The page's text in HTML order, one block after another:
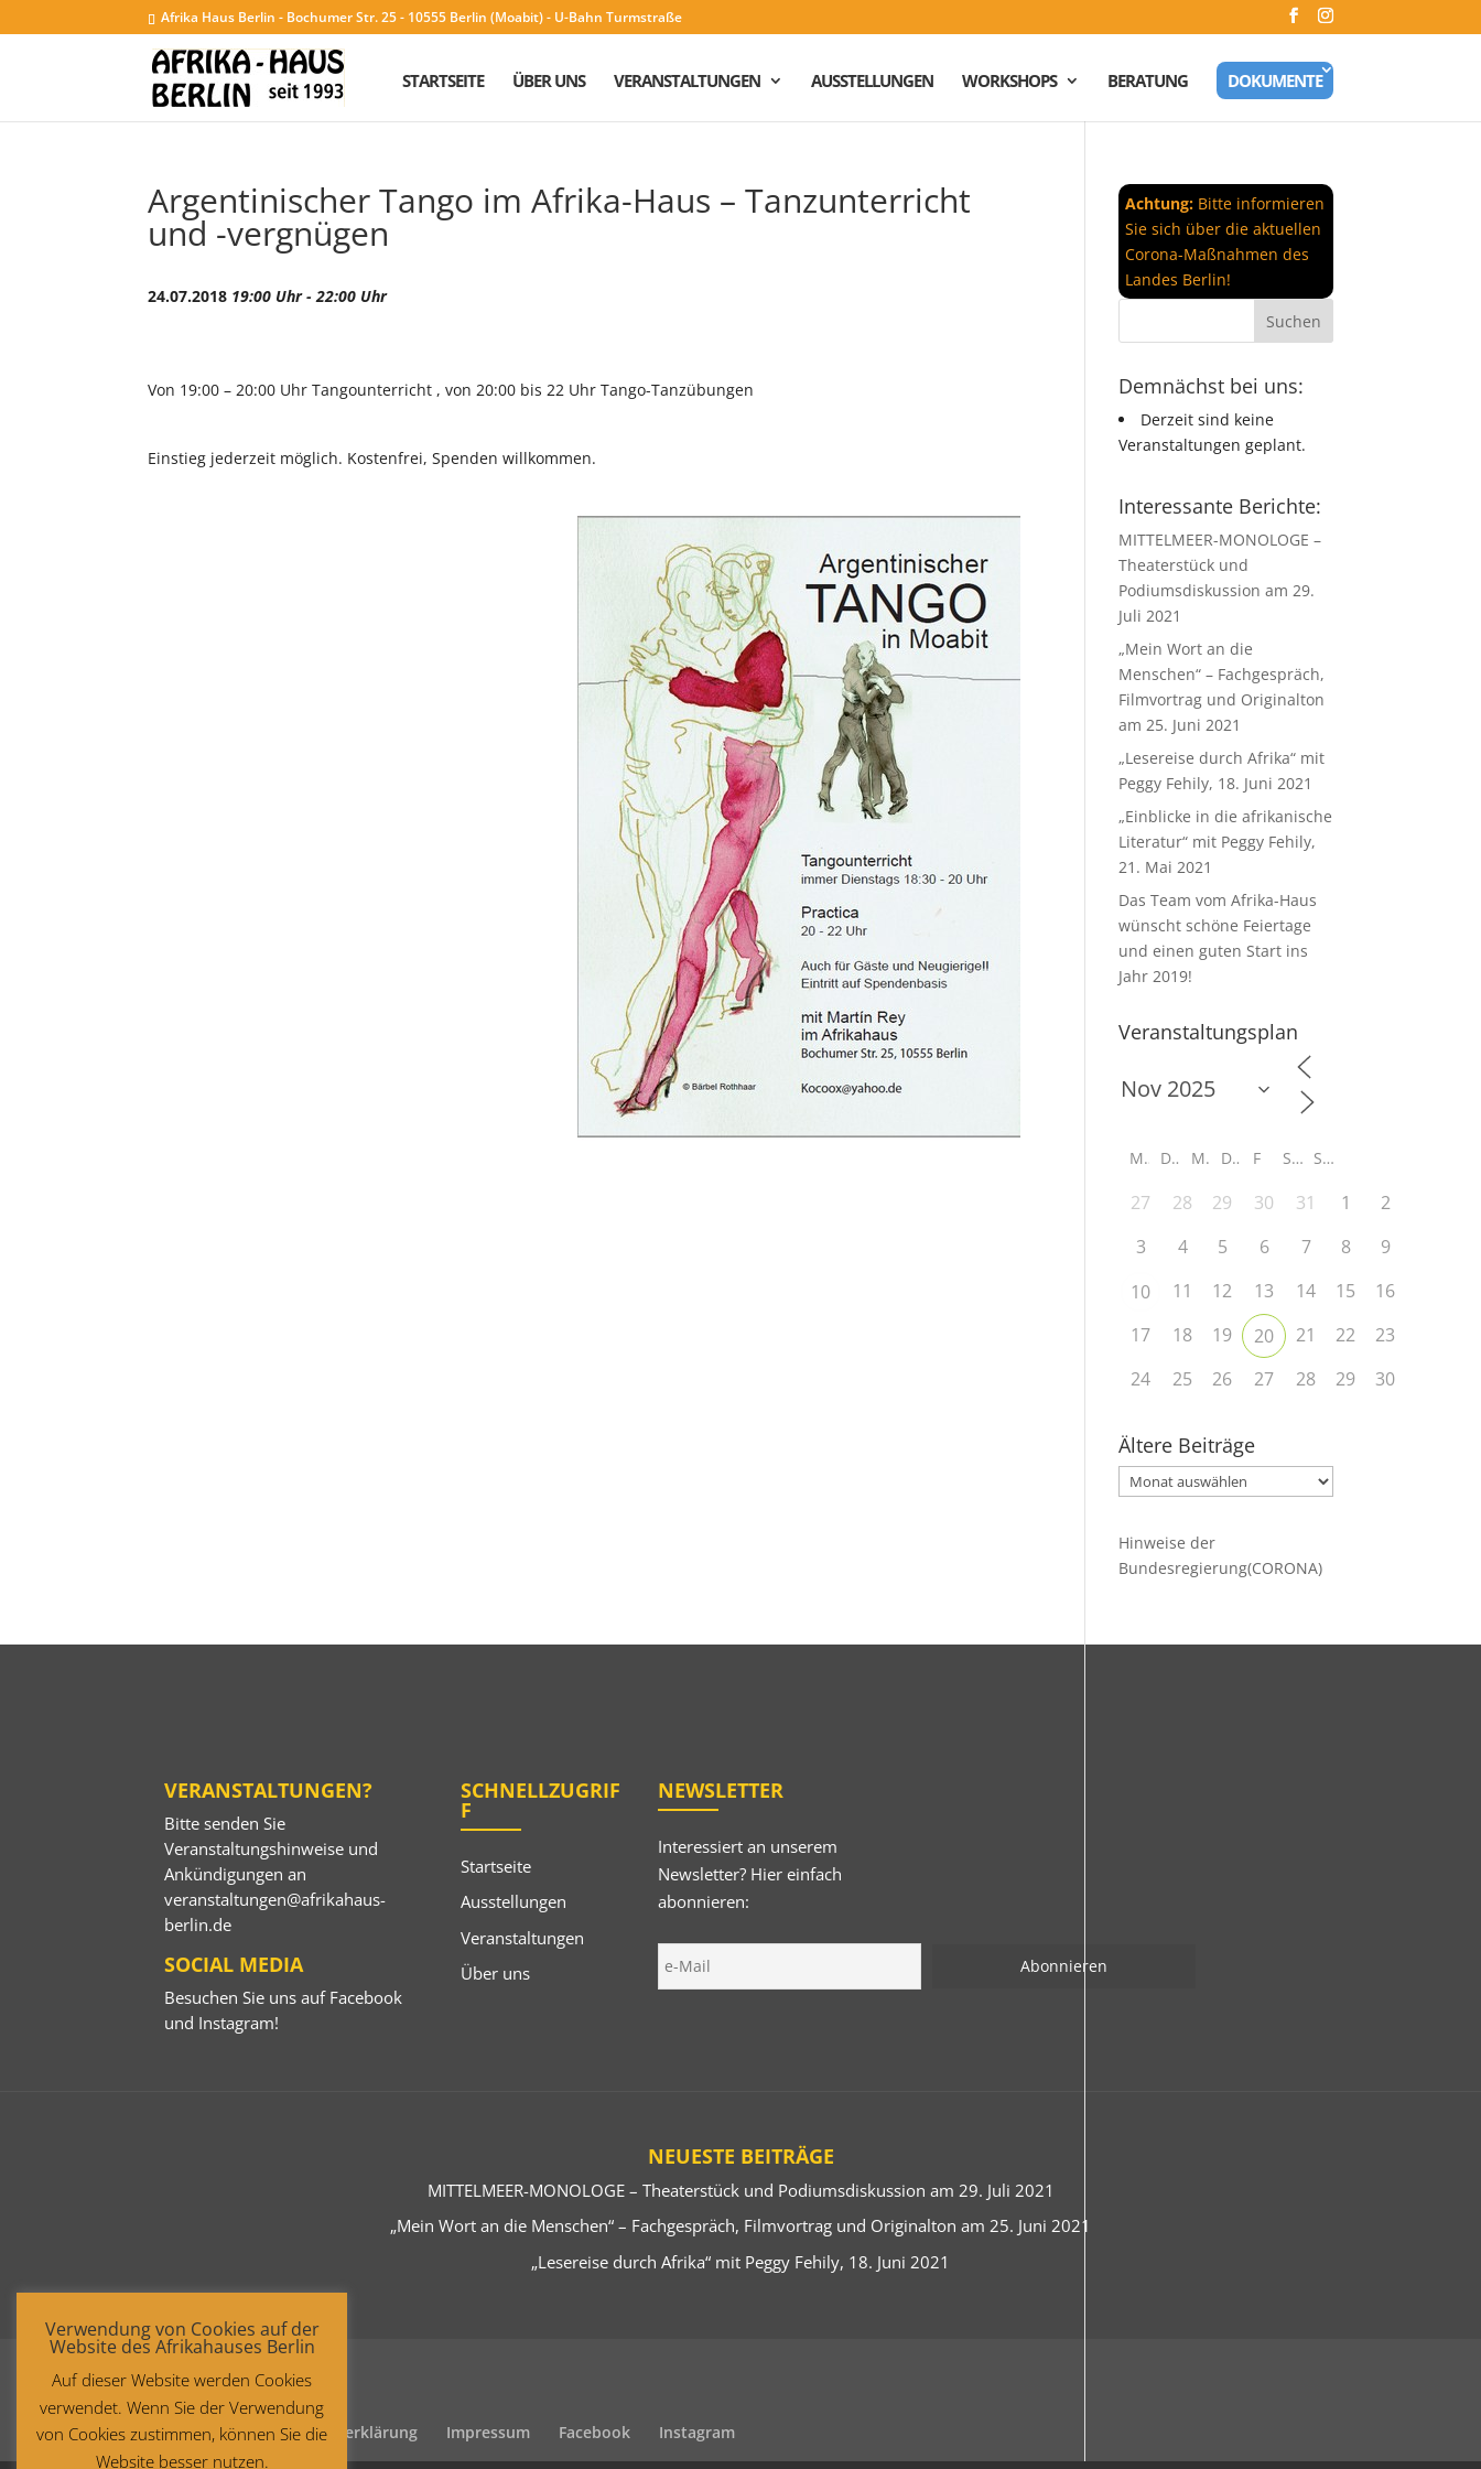
Afrika Haus Berlin - Bochumer Str. 25 - 10555 Berlin (Moabit) - U-Bahn Turmstraße
STARTSEITE ÜBER UNS VERANSTALTUNGEN AUSSTELLUNGEN WORKSHOPS BERATUNG DOKUMENTE
Argentinischer Tango im Afrika-Haus – Tanzunterricht
und -vergnügen
24.07.2018 19:00 Uhr - 22:00 Uhr
Von 19:00 – 20:00 Uhr Tangounterricht , von 20:00 bis 22 Uhr Tango-Tanzübungen
Einstieg jederzeit möglich. Kostenfrei, Spenden willkommen.
Achtung: Bitte informieren
Sie sich über die aktuellen
Corona-Maßnahmen des
Landes Berlin!
Demnächst bei uns:
Derzeit sind keine
Veranstaltungen geplant.
Interessante Berichte:
MITTELMEER-MONOLOGE –
Theaterstück und
Podiumsdiskussion am 29.
Juli 2021
„Mein Wort an die
Menschen“ – Fachgespräch,
Filmvortrag und Originalton
am 25. Juni 2021
„Lesereise durch Afrika“ mit
Peggy Fehily, 18. Juni 2021
„Einblicke in die afrikanische
Literatur“ mit Peggy Fehily,
21. Mai 2021
Das Team vom Afrika-Haus
wünscht schöne Feiertage
und einen guten Start ins
Jahr 2019!
Veranstaltungsplan
M D M D F S S
27 28 29 30 31 1
2
3
4 5 6 7 8
9
10
11 12 13 14 15
16
17
18 19 20 21 22
23
24
25 26 27 28 29 30
Ältere Beiträge
Ältere
Beiträge
Hinweise der
Bundesregierung(CORONA)
VERANSTALTUNGEN?
Bitte senden Sie
Veranstaltungshinweise und
Ankündigungen an
veranstaltungen@afrikahaus-
berlin.de
SOCIAL MEDIA
Besuchen Sie uns auf Facebook
und Instagram!
SCHNELLZUGRIF
F
Startseite
Ausstellungen
Veranstaltungen
Über uns
NEWSLETTER
Interessiert an unserem
Newsletter? Hier einfach
abonnieren:
NEUESTE BEITRÄGE
MITTELMEER-MONOLOGE – Theaterstück und Podiumsdiskussion am 29. Juli 2021
„Mein Wort an die Menschen“ – Fachgespräch, Filmvortrag und Originalton am 25. Juni 2021
„Lesereise durch Afrika“ mit Peggy Fehily, 18. Juni 2021
Startseite Datenschutzerklärung Impressum Facebook Instagram
Verwendung von Cookies auf der
Website des Afrikahauses Berlin
Auf dieser Website werden Cookies
verwendet. Wenn Sie der Verwendung
von Cookies zustimmen, können Sie die
Website besser nutzen.